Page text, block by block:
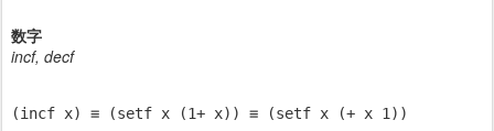
数字
incf, decf
(incf x) ≡ (setf x (1+ x)) ≡ (setf x (+ x 1))